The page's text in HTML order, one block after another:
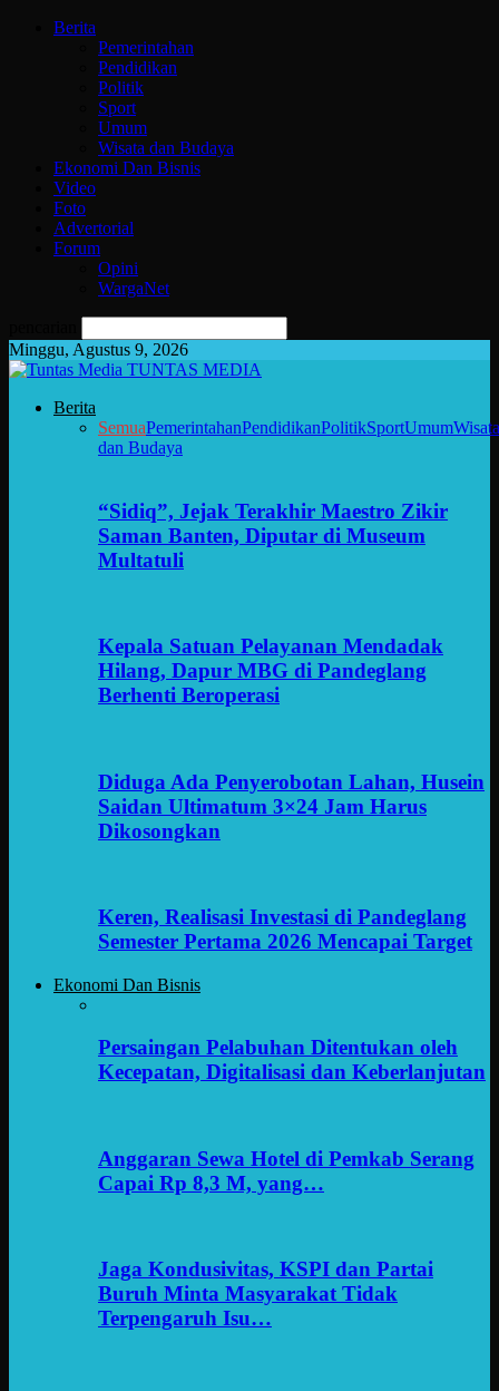
Berita
Pemerintahan
Pendidikan
Politik
Sport
Umum
Wisata dan Budaya
Ekonomi Dan Bisnis
Video
Foto
Advertorial
Forum
Opini
WargaNet
Minggu, Agustus 9, 2026
TUNTAS MEDIA
Berita
SemuaPemerintahanPendidikanPolitikSportUmumWisata
dan Budaya
“Sidiq”, Jejak Terakhir Maestro Zikir
Saman Banten, Diputar di Museum
Multatuli
Kepala Satuan Pelayanan Mendadak
Hilang, Dapur MBG di Pandeglang
Berhenti Beroperasi
Diduga Ada Penyerobotan Lahan, Husein
Saidan Ultimatum 3×24 Jam Harus
Dikosongkan
Keren, Realisasi Investasi di Pandeglang
Semester Pertama 2026 Mencapai Target
Ekonomi Dan Bisnis
Persaingan Pelabuhan Ditentukan oleh
Kecepatan, Digitalisasi dan Keberlanjutan
Anggaran Sewa Hotel di Pemkab Serang
Capai Rp 8,3 M, yang…
Jaga Kondusivitas, KSPI dan Partai
Buruh Minta Masyarakat Tidak
Terpengaruh Isu…